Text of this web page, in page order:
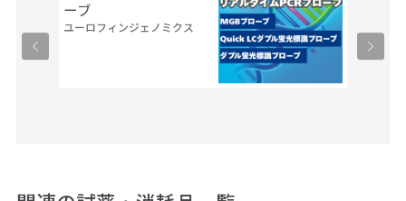
ーブ
ユーロフィンジェノミクス